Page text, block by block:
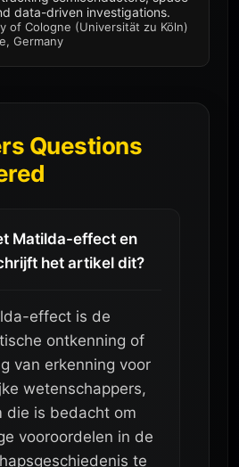
data-driven investigations.
of Cologne (Universität zu Köln)
Germany
Questions
Matilda-effect en
het artikel dit?
effect is de
ontkenning of
van erkenning voor
wetenschappers,
die is bedacht om
vooroordelen in de
te